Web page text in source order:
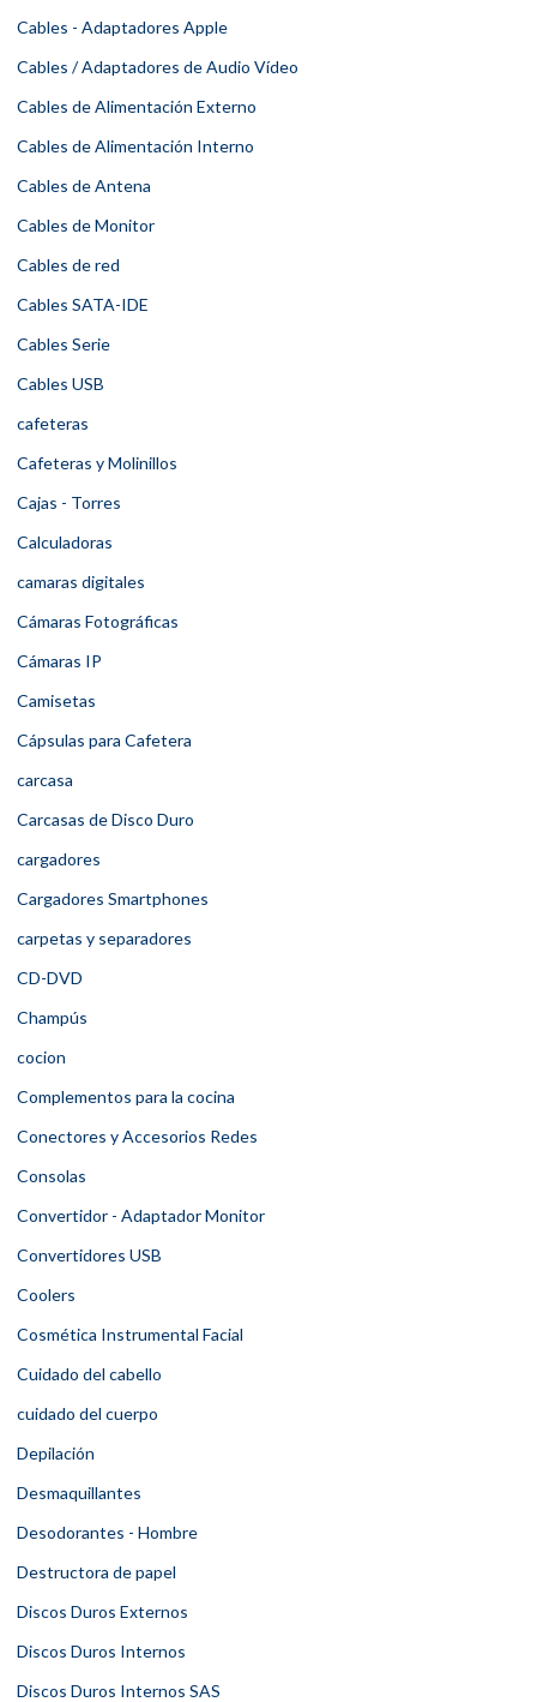
Cables - Adaptadores Apple
Cables / Adaptadores de Audio Vídeo
Cables de Alimentación Externo
Cables de Alimentación Interno
Cables de Antena
Cables de Monitor
Cables de red
Cables SATA-IDE
Cables Serie
Cables USB
cafeteras
Cafeteras y Molinillos
Cajas - Torres
Calculadoras
camaras digitales
Cámaras Fotográficas
Cámaras IP
Camisetas
Cápsulas para Cafetera
carcasa
Carcasas de Disco Duro
cargadores
Cargadores Smartphones
carpetas y separadores
CD-DVD
Champús
cocion
Complementos para la cocina
Conectores y Accesorios Redes
Consolas
Convertidor - Adaptador Monitor
Convertidores USB
Coolers
Cosmética Instrumental Facial
Cuidado del cabello
cuidado del cuerpo
Depilación
Desmaquillantes
Desodorantes - Hombre
Destructora de papel
Discos Duros Externos
Discos Duros Internos
Discos Duros Internos SAS